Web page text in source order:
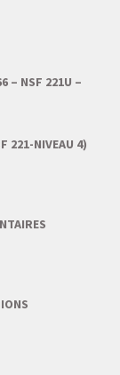
– NSF 221U –
221-NIVEAU 4)